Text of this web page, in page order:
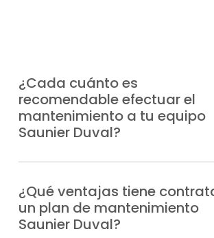
¿Cada cuánto es
recomendable efectuar el
mantenimiento a tu equipo
Saunier Duval?
vez al año, aunque la
variar según el uso del equipo y
puesta a punto que prefieras.
¿Qué ventajas tiene
un plan de mantenimiento
Saunier Duval?